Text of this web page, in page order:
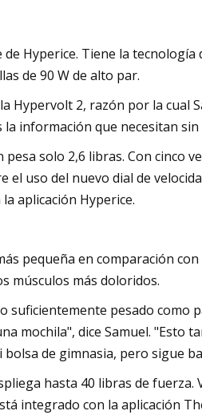
Hyperice. Tiene la
de 90 W de alto par.
Hypervolt 2, razón por la cual
la información que necesitan
solo 2,6 libras. Con cinco
uso del nuevo dial de
aplicación Hyperice.
pequeña en comparación con
músculos más doloridos.
suficientemente pesado como
mochila", dice Samuel. "Esto
de gimnasia, pero sigue
hasta 40 libras de fuerza.
integrado con la aplicación